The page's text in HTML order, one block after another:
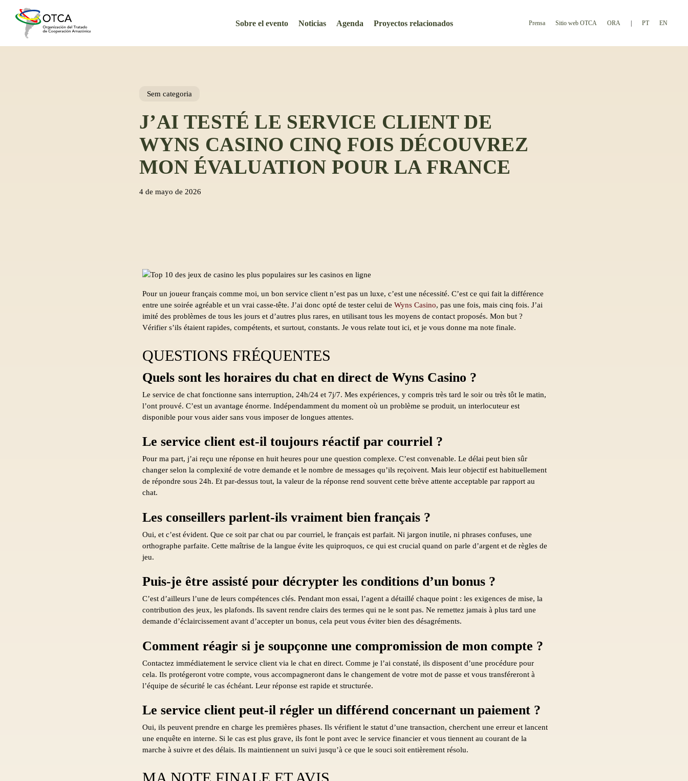
Sobre el evento Noticias Agenda Proyectos relacionados Prensa Sitio web OTCA ORA PT EN
Sem categoria
J’AI TESTÉ LE SERVICE CLIENT DE
WYNS CASINO CINQ FOIS DÉCOUVREZ
MON ÉVALUATION POUR LA FRANCE
4 de mayo de 2026
Pour un joueur français comme moi, un bon service client n’est pas un luxe, c’est une nécessité. C’est ce qui fait la différence
entre une soirée agréable et un vrai casse-tête. J’ai donc opté de tester celui de Wyns Casino, pas une fois, mais cinq fois. J’ai
imité des problèmes de tous les jours et d’autres plus rares, en utilisant tous les moyens de contact proposés. Mon but ?
Vérifier s’ils étaient rapides, compétents, et surtout, constants. Je vous relate tout ici, et je vous donne ma note finale.
QUESTIONS FRÉQUENTES
Quels sont les horaires du chat en direct de Wyns Casino ?
Le service de chat fonctionne sans interruption, 24h/24 et 7j/7. Mes expériences, y compris très tard le soir ou très tôt le matin,
l’ont prouvé. C’est un avantage énorme. Indépendamment du moment où un problème se produit, un interlocuteur est
disponible pour vous aider sans vous imposer de longues attentes.
Le service client est-il toujours réactif par courriel ?
Pour ma part, j’ai reçu une réponse en huit heures pour une question complexe. C’est convenable. Le délai peut bien sûr
changer selon la complexité de votre demande et le nombre de messages qu’ils reçoivent. Mais leur objectif est habituellement
de répondre sous 24h. Et par-dessus tout, la valeur de la réponse rend souvent cette brève attente acceptable par rapport au
chat.
Les conseillers parlent-ils vraiment bien français ?
Oui, et c’est évident. Que ce soit par chat ou par courriel, le français est parfait. Ni jargon inutile, ni phrases confuses, une
orthographe parfaite. Cette maîtrise de la langue évite les quiproquos, ce qui est crucial quand on parle d’argent et de règles de
jeu.
Puis-je être assisté pour décrypter les conditions d’un bonus ?
C’est d’ailleurs l’une de leurs compétences clés. Pendant mon essai, l’agent a détaillé chaque point : les exigences de mise, la
contribution des jeux, les plafonds. Ils savent rendre clairs des termes qui ne le sont pas. Ne remettez jamais à plus tard une
demande d’éclaircissement avant d’accepter un bonus, cela peut vous éviter bien des désagréments.
Comment réagir si je soupçonne une compromission de mon compte ?
Contactez immédiatement le service client via le chat en direct. Comme je l’ai constaté, ils disposent d’une procédure pour
cela. Ils protégeront votre compte, vous accompagneront dans le changement de votre mot de passe et vous transféreront à
l’équipe de sécurité le cas échéant. Leur réponse est rapide et structurée.
Le service client peut-il régler un différend concernant un paiement ?
Oui, ils peuvent prendre en charge les premières phases. Ils vérifient le statut d’une transaction, cherchent une erreur et lancent
une enquête en interne. Si le cas est plus grave, ils font le pont avec le service financier et vous tiennent au courant de la
marche à suivre et des délais. Ils maintiennent un suivi jusqu’à ce que le souci soit entièrement résolu.
MA NOTE FINALE ET AVIS